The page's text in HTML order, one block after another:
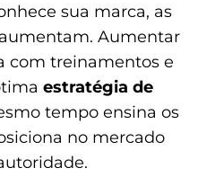
sua marca, as
Aumentar
com treinamentos e
estratégia de
tempo ensina os
no mercado